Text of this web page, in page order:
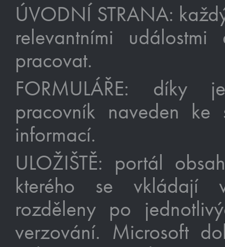
ÚVODNÍ STRANA:
relevantními
pracovat.
FORMULÁŘE: díky
pracovník naveden ke
informací.
ULOŽIŠTĚ: portál
kterého se vkládají
rozděleny po
verzování. Microsoft